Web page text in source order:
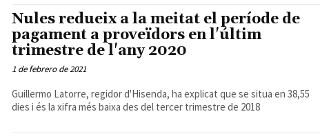
Nules redueix a la meitat el període de
pagament a proveïdors en l'últim
trimestre de l'any 2020
1 de febrero de 2021
Guillermo Latorre, regidor d'Hisenda, ha explicat que se situa en 38,55
dies i és la xifra més baixa des del tercer trimestre de 2018